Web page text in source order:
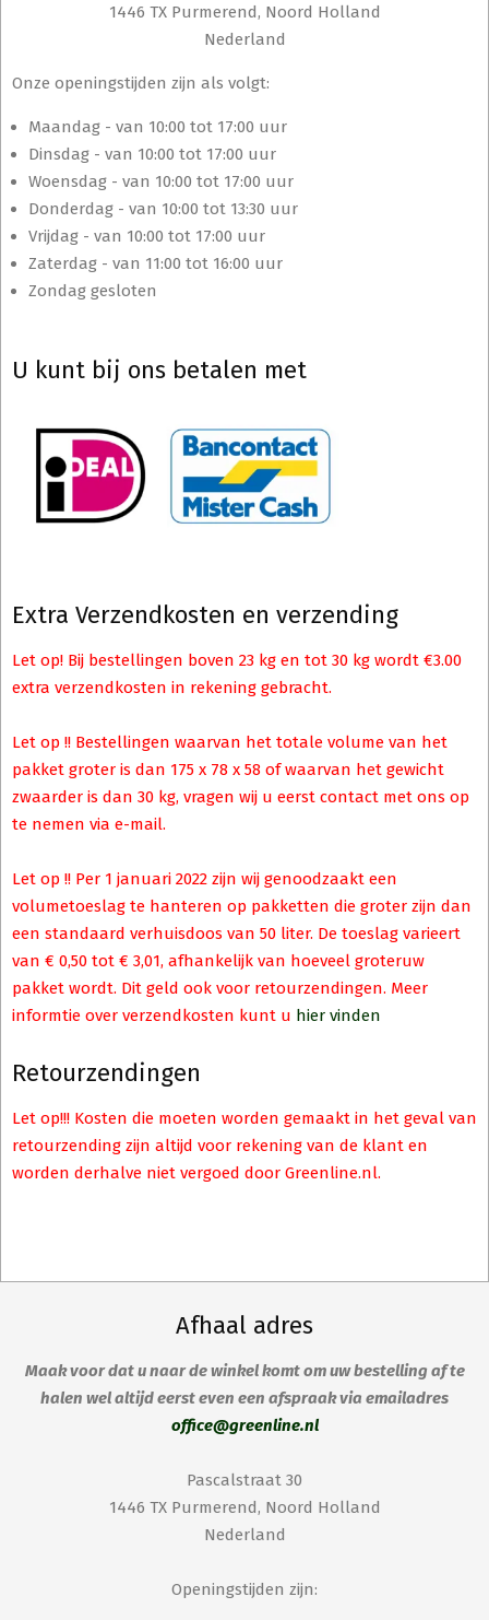
1446 TX Purmerend, Noord Holland
Nederland
Onze openingstijden zijn als volgt:
Maandag - van 10:00 tot 17:00 uur
Dinsdag - van 10:00 tot 17:00 uur
Woensdag - van 10:00 tot 17:00 uur
Donderdag - van 10:00 tot 13:30 uur
Vrijdag - van 10:00 tot 17:00 uur
Zaterdag - van 11:00 tot 16:00 uur
Zondag gesloten
U kunt bij ons betalen met
Extra Verzendkosten en verzending
Let op! Bij bestellingen boven 23 kg en tot 30 kg wordt €3.00
extra verzendkosten in rekening gebracht.
Let op !! Bestellingen waarvan het totale volume van het
pakket groter is dan 175 x 78 x 58 of waarvan het gewicht
zwaarder is dan 30 kg, vragen wij u eerst contact met ons op
te nemen via e-mail.
Let op !! Per 1 januari 2022 zijn wij genoodzaakt een
volumetoeslag te hanteren op pakketten die groter zijn dan
een standaard verhuisdoos van 50 liter. De toeslag varieert
van € 0,50 tot € 3,01, afhankelijk van hoeveel groteruw
pakket wordt. Dit geld ook voor retourzendingen. Meer
informtie over verzendkosten kunt u hier vinden
Retourzendingen
Let op!!! Kosten die moeten worden gemaakt in het geval van
retourzending zijn altijd voor rekening van de klant en
worden derhalve niet vergoed door Greenline.nl.
Afhaal adres
Maak voor dat u naar de winkel komt om uw bestelling af te
halen wel altijd eerst even een afspraak via emailadres
office@greenline.nl
Pascalstraat 30
1446 TX Purmerend, Noord Holland
Nederland
Openingstijden zijn: